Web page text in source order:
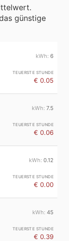
günstige
6
€ 0.05
7.5
€ 0.06
0.12
€ 0.00
45
€ 0.39